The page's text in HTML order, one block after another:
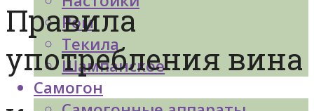
Ром
Текила
Шампанское
Самогон
Правила
употребления вина